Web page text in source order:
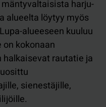
harju-
alueelta löytyy myös
alueeseen kuuluu
kokonaan
rautatie ja
sienestäjille,